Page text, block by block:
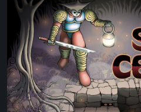
Cesto
Recensione:
la
1.0
del
roguelite